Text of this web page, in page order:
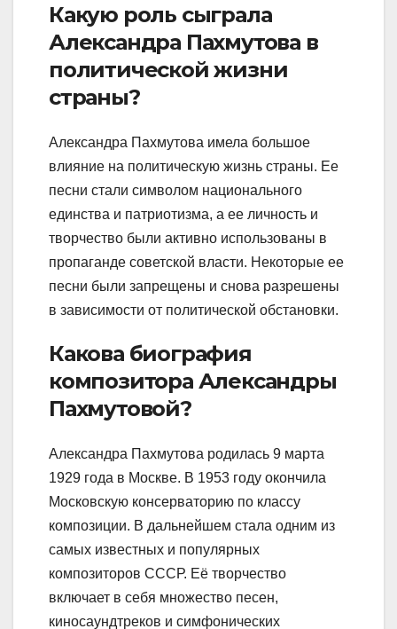
Какую роль сыграла
Александра Пахмутова в
политической жизни
страны?
Александра Пахмутова имела большое
влияние на политическую жизнь страны. Ее
песни стали символом национального
единства и патриотизма, а ее личность и
творчество были активно использованы в
пропаганде советской власти. Некоторые ее
песни были запрещены и снова разрешены
в зависимости от политической обстановки.
Какова биография
композитора Александры
Пахмутовой?
Александра Пахмутова родилась 9 марта
1929 года в Москве. В 1953 году окончила
Московскую консерваторию по классу
композиции. В дальнейшем стала одним из
самых известных и популярных
композиторов СССР. Её творчество
включает в себя множество песен,
киносаундтреков и симфонических